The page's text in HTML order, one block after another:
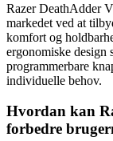
Razer DeathAdder
markedet ved at
komfort og
ergonomiske design
programmerbare
individuelle behov.
Hvordan kan
forbedre